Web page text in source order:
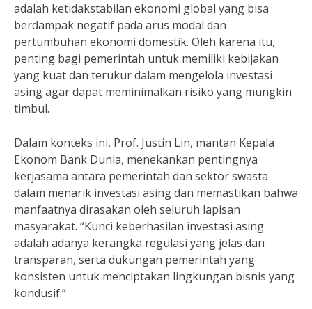
adalah ketidakstabilan ekonomi global yang bisa
berdampak negatif pada arus modal dan
pertumbuhan ekonomi domestik. Oleh karena itu,
penting bagi pemerintah untuk memiliki kebijakan
yang kuat dan terukur dalam mengelola investasi
asing agar dapat meminimalkan risiko yang mungkin
timbul.
Dalam konteks ini, Prof. Justin Lin, mantan Kepala
Ekonom Bank Dunia, menekankan pentingnya
kerjasama antara pemerintah dan sektor swasta
dalam menarik investasi asing dan memastikan bahwa
manfaatnya dirasakan oleh seluruh lapisan
masyarakat. “Kunci keberhasilan investasi asing
adalah adanya kerangka regulasi yang jelas dan
transparan, serta dukungan pemerintah yang
konsisten untuk menciptakan lingkungan bisnis yang
kondusif.”